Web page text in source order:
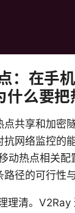
：在手
什么要
点共享和加密
抗网络监控的
动热点相关配
径的可行性与
理清。